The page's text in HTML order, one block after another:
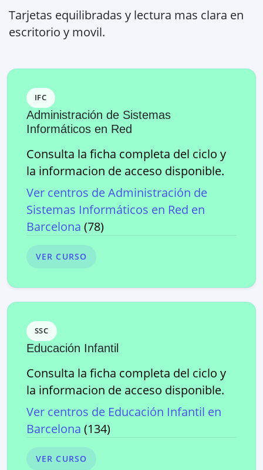
Tarjetas equilibradas y lectura mas clara en
escritorio y movil.
IFC
Administración de Sistemas
Informáticos en Red
Consulta la ficha completa del ciclo y
la informacion de acceso disponible.
Ver centros deAdministración de
Sistemas Informáticos en Red en
Barcelona (78)
VER CURSO
SSC
Educación Infantil
Consulta la ficha completa del ciclo y
la informacion de acceso disponible.
Ver centros de Educación Infantil en
Barcelona (134)
VER CURSO